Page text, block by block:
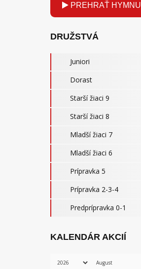
PREHRAŤ HYMNU
DRUŽSTVÁ
Juniori
Dorast
Starší žiaci 9
Starší žiaci 8
Mladší žiaci 7
Mladší žiaci 6
Prípravka 5
Prípravka 2-3-4
Predprípravka 0-1
KALENDÁR AKCIÍ